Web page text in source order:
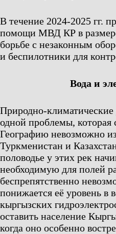
В течение 2024-2025 гг.
помощи МВД КР в
борьбе с незаконным
и беспилотники для
Вода и
Природно-
одной проблемы, которая
Географию невозможно
Туркменистан и
половодье у этих рек
необходимую для полей
беспрепятственно
понижается её уровень
кыргызских
оставить население
когда оно особенно